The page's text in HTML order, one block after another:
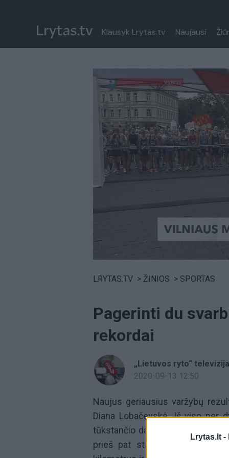
Lrytas.lt -
Klausyk Lrytas.tv Naujausi
Paremkite Ukrainą
LRYTAS.TV > ŽINIOS > SPORTAS
Pagerinti du
rekordai
„Lietuvos ryto“ televizija
2020-09-13 12:50
Naujus geriausius varžybų
Diana Lobačevskė. Iš viso per
tūkstančio dalyvių. Tai beveik
prieš pat startą sugiedojo